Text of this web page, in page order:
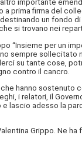
importante
a prima firma del
un fondo
si trovano nei
“Insieme per un
sempre
su tante cose,
contro il cancro.
hanno
i relatori, il
e lascio adesso la
Grippo. Ne ha